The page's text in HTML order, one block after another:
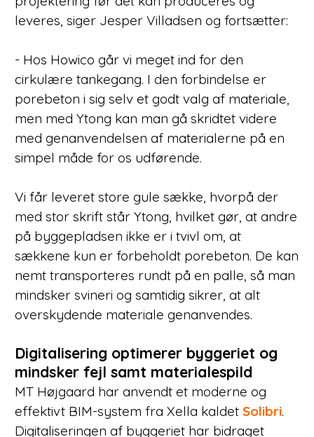
leveres, siger Jesper Villadsen og fortsætter:
- Hos Howico går vi meget ind for den
cirkulære tankegang. I den forbindelse er
porebeton i sig selv et godt valg af materiale,
men med Ytong kan man gå skridtet videre
med genanvendelsen af materialerne på en
simpel måde for os udførende.
Vi får leveret store gule sække, hvorpå der
med stor skrift står Ytong, hvilket gør, at andre
på byggepladsen ikke er i tvivl om, at
sækkene kun er forbeholdt porebeton. De kan
nemt transporteres rundt på en palle, så man
mindsker svineri og samtidig sikrer, at alt
overskydende materiale genanvendes.
Digitalisering optimerer byggeriet og
mindsker fejl samt materialespild
MT Højgaard har anvendt et moderne og
effektivt BIM-system fra Xella kaldet Solibri.
Digitaliseringen af byggeriet har bidraget